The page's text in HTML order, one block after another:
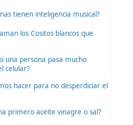
tienen inteligencia musical?
los Cositos blancos que
una persona pasa mucho
celular?
hacer para no desperdiciar el
primero aceite vinagre o sal?